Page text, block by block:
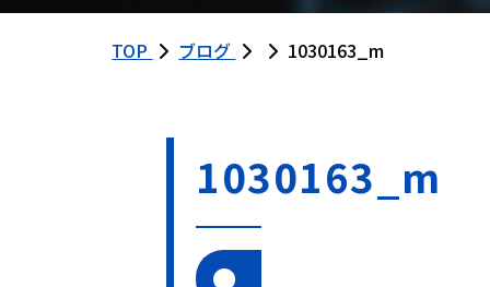
TOP ブログ 1030163_m
1030163_m